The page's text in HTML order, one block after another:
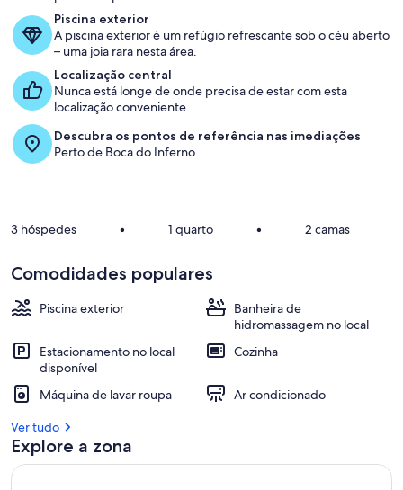
Crianças
Cascais
Dormem
2/3
Piscina exterior
A piscina exterior é um refúgio refrescante sob o céu aberto
– uma joia rara nesta área.
Localização central
Nunca está longe de onde precisa de estar com esta
localização conveniente.
Descubra os pontos de referência nas imediações
Perto de Boca do Inferno
3 hóspedes • 1 quarto • 2 camas
Comodidades populares
Piscina exterior
Banheira de
hidromassagem no local
Estacionamento no local
disponível
Cozinha
Máquina de lavar roupa
Ar condicionado
Ver tudo
Explore a zona